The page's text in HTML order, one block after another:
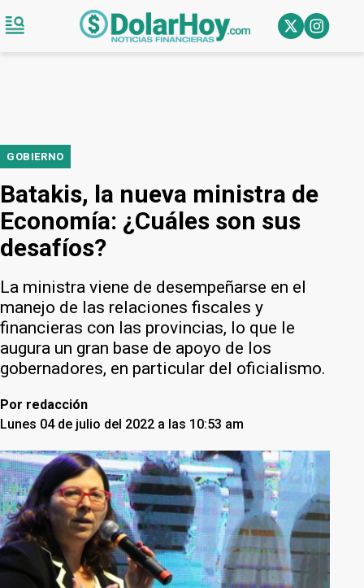
GOBIERNO
Batakis, la nueva ministra de
Economía: ¿Cuáles son sus
desafíos?
La ministra viene de desempeñarse en el
manejo de las relaciones fiscales y
financieras con las provincias, lo que le
augura un gran base de apoyo de los
gobernadores, en particular del oficialismo.
Por redacción
Lunes 04 de julio del 2022 a las 10:53 am